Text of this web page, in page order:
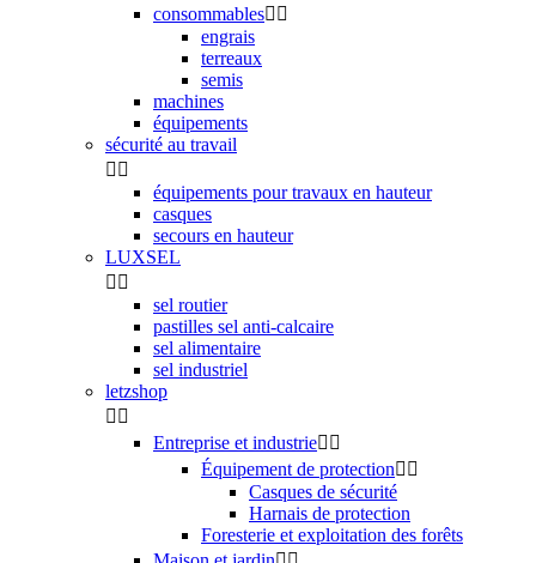
consommables 
engrais
terreaux
semis
machines
équipements
sécurité au travail
 
équipements pour travaux en hauteur
casques
secours en hauteur
LUXSEL
 
sel routier
pastilles sel anti-calcaire
sel alimentaire
sel industriel
letzshop
 
Entreprise et industrie 
Équipement de protection 
Casques de sécurité
Harnais de protection
Foresterie et exploitation des forêts